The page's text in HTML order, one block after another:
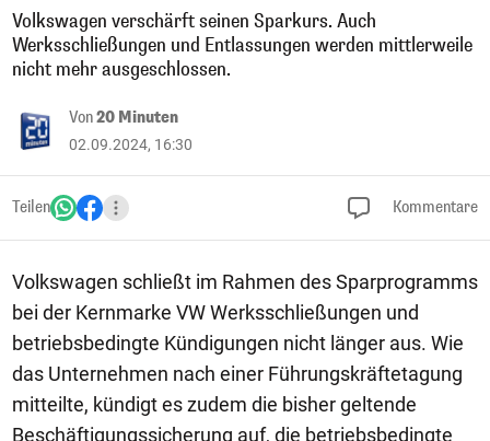
Volkswagen verschärft seinen Sparkurs. Auch
Werksschließungen und Entlassungen werden mittlerweile
nicht mehr ausgeschlossen.
Von20 Minuten
02.09.2024, 16:30
Teilen Kommentare
Volkswagen schließt im Rahmen des Sparprogramms
bei der Kernmarke VW Werksschließungen und
betriebsbedingte Kündigungen nicht länger aus. Wie
das Unternehmen nach einer Führungskräftetagung
mitteilte, kündigt es zudem die bisher geltende
Beschäftigungssicherung auf, die betriebsbedingte